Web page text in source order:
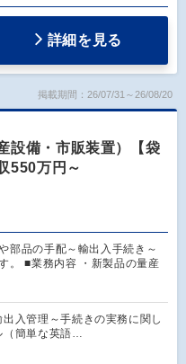
詳細を見る
掲載期間：26/07/31～26/08/20
設備・市販装置）【袋
550万円～
部品の手配～輸出入手続き～
。 ■業務内容 ・新製品の量産
入管理～手続きの実務に関し
簡単な英語…